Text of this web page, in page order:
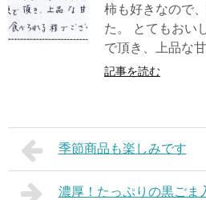
柿も好きなので
た。 とてもおい
で頂き、上品な
記事を読む
季節商品も楽しみです
濃厚！たっぷりの黒ご